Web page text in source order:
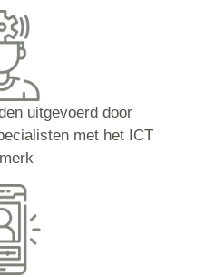
uitgevoerd door
met het ICT